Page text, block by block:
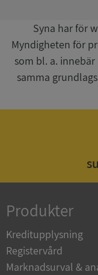
Syna har för
Myndigheten för
som bl. a.
samma
Produkter
Kreditupplysning
Registervård
Marknadsurval &